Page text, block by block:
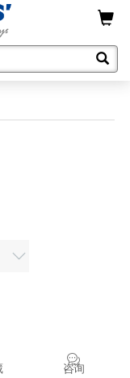
咨询